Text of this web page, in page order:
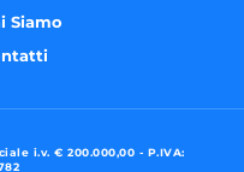
Siamo
i.v. € 200.000,00 - P.IVA: